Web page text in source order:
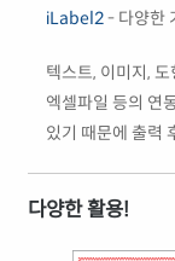
iLabel2- 다양한
텍스트, 이미지,
엑셀파일 등의 연
있기 때문에 출력
다양한 활용!